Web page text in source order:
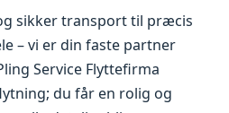
sikker transport til præcis
– vi er din faste partner
Service Flyttefirma
du får en rolig og